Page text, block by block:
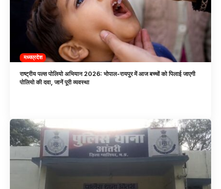
मध्यप्रदेश
राष्ट्रीय पल्स पोलियो अभियान 2026: भोपाल-रायपुर में आज बच्चों को पिलाई जाएगी
पोलियो की दवा, जानें पूरी व्यवस्था